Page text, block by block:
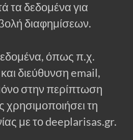
τα δεδομένα για
διαφημίσεων.
όπως π.χ.
διεύθυνση email,
στην περίπτωση
χρησιμοποιήσει τη
με το deeplarisas.gr.